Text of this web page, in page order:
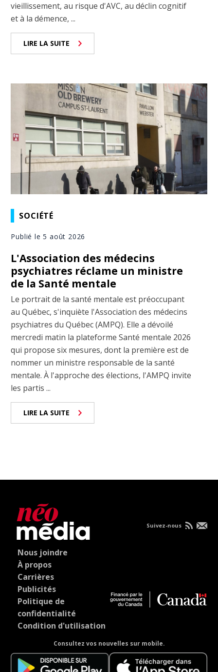
vieillissement, au risque d'AVC, au déclin cognitif
et à la démence, ...
LIRE LA SUITE
SOCIÉTÉ
Publié le 5 août 2026
L'Association des médecins
psychiatres réclame un ministre
de la Santé mentale
Le portrait de la santé mentale est préoccupant
au Québec, s'inquiète l'Association des médecins
psychiatres du Québec (AMPQ). Elle a dévoilé
mercredi matin la plateforme Santé mentale 2026
qui propose six mesures, dont la première est de
nommer un ministre responsable de la santé
mentale. À l'approche des élections, l'AMPQ invite
les partis ...
LIRE LA SUITE
Nous joindre
À propos
Carrières
Publicités
Politique de
confidentialité
Condition d'utilisation
Consultez vos nouvelles sur mobile.
Suivez-nous